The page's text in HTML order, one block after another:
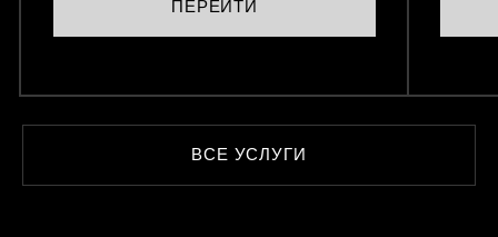
ПЕРЕЙТИ
ВСЕ УСЛУГИ